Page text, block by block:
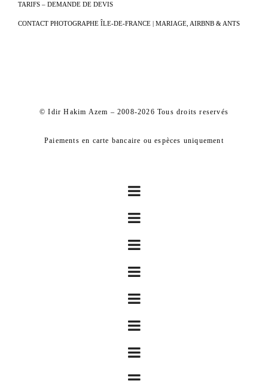
TARIFS – DEMANDE DE DEVIS
CONTACT PHOTOGRAPHE ÎLE-DE-FRANCE | MARIAGE, AIRBNB & ANTS
© Idir Hakim Azem – 2008-2026 Tous droits reservés
Paiements en carte bancaire ou espèces uniquement